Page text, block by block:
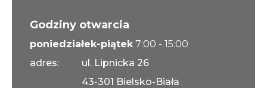
Godziny otwarcia
poniedziałek-piątek 7:00 - 15:00
adres:
ul. Lipnicka 26
43-301 Bielsko-Biała